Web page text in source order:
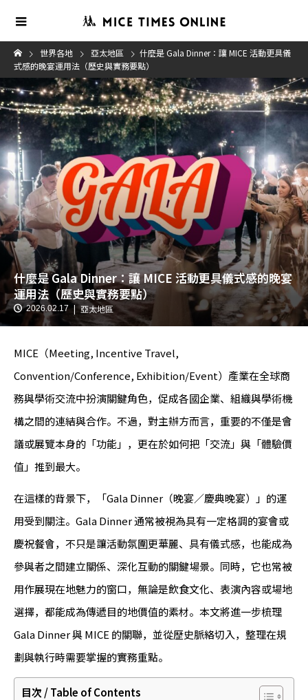
世界各地 亞太地區
什麼是 Gala Dinner：讓 MICE 活動更具儀
式感的晚宴運用法（歷史與實務要點）
什麼是 Gala Dinner：讓 MICE 活動更具儀式感的晚宴
運用法（歷史與實務要點）
2026.02.17 亞太地區
MICE（Meeting, Incentive Travel,
Convention/Conference, Exhibition/Event）產業在全球商
務與學術交流中扮演關鍵角色，促成各國企業、組織與學術機
構之間的連結與合作。不過，對主辦方而言，重要的不僅是會
議或展覽本身的「功能」，更在於如何把「交流」與「體驗價
值」推到最大。
在這樣的背景下，「Gala Dinner（晚宴／慶典晚宴）」的運
用受到關注。Gala Dinner 通常被視為具有一定格調的宴會或
慶祝餐會，不只是讓活動氛圍更華麗、具有儀式感，也能成為
參與者之間建立關係、深化互動的關鍵場景。同時，它也常被
用作展現在地魅力的窗口，無論是飲食文化、表演內容或場地
選擇，都能成為傳遞目的地價值的素材。本文將進一步梳理
Gala Dinner 與 MICE 的關聯，並從歷史脈絡切入，整理在規
劃與執行時需要掌握的實務重點。
目次 / Table of Contents